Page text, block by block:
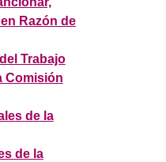
Razón de
Trabajo
Comisión
de la
de la